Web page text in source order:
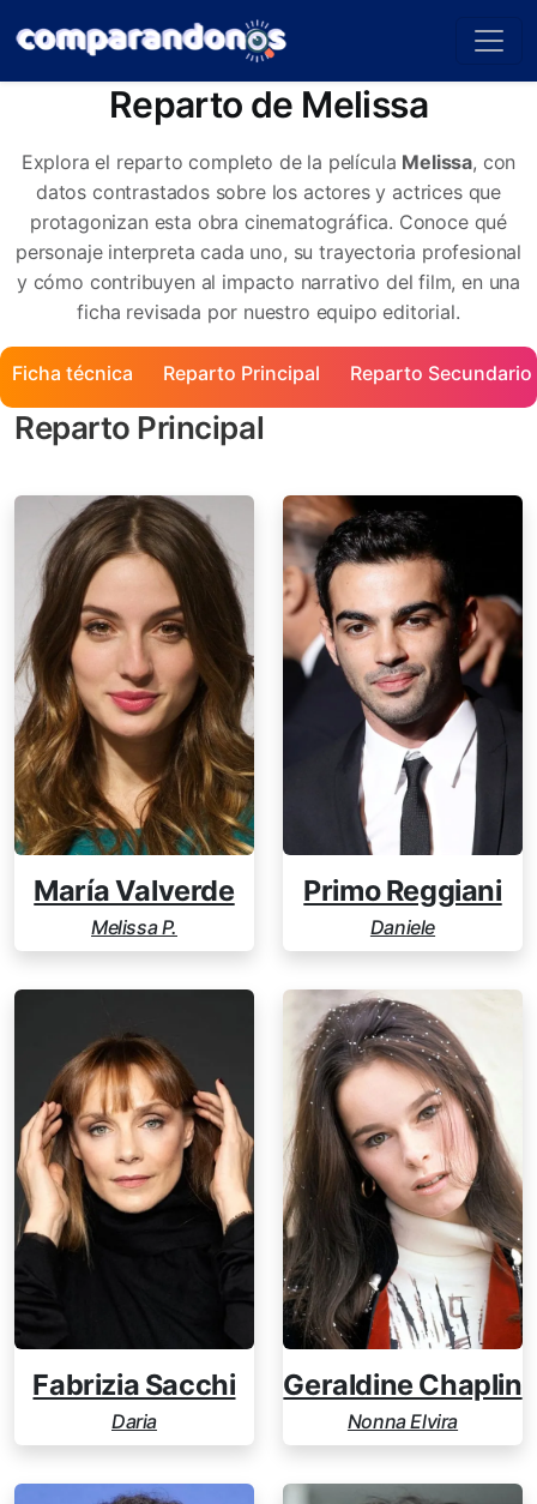
Reparto de Melissa
Explora el reparto completo de la película Melissa, con
datos contrastados sobre los actores y actrices que
protagonizan esta obra cinematográfica. Conoce qué
personaje interpreta cada uno, su trayectoria profesional
y cómo contribuyen al impacto narrativo del film, en una
ficha revisada por nuestro equipo editorial.
Ficha técnica Reparto Principal Reparto Secundario
Reparto Principal
María Valverde
Melissa P.
Primo Reggiani
Daniele
Fabrizia Sacchi
Daria
Geraldine Chaplin
Nonna Elvira